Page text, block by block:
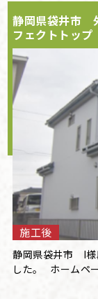
静岡県袋井市
フェクトトップ
施工後
静岡県袋井市 I様
した。 ホームペ